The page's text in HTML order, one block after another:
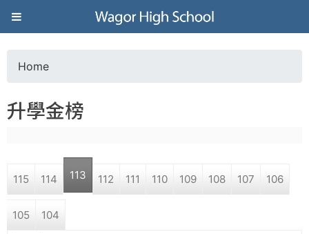
Jump to navigation
葳
格
高
學
o
a
r
Home
升學金榜
115 114 113 112 111 110 109 108 107 106
105 104